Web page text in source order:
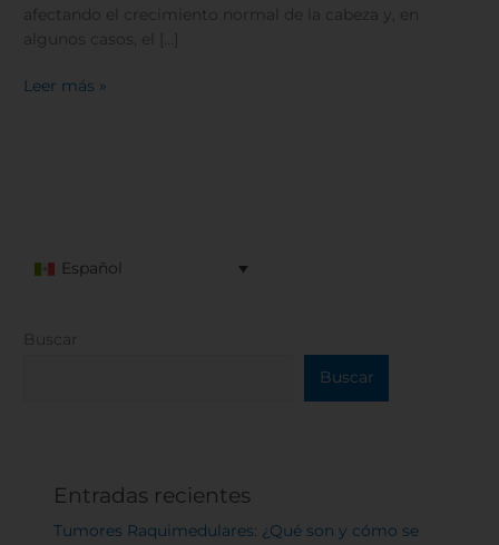
afectando el crecimiento normal de la cabeza y, en
algunos casos, el […]
Leer más »
Español
Buscar
Buscar
Entradas recientes
Tumores Raquimedulares: ¿Qué son y cómo se